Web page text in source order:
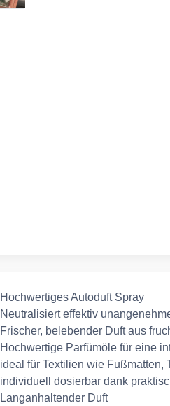
Hochwertiges Autoduft Spray
Neutralisiert effektiv
Frischer, belebender Duft aus
Hochwertige Parfümöle für eine
ideal für Textilien wie Fußmatten,
individuell dosierbar dank
Langanhaltender Duft